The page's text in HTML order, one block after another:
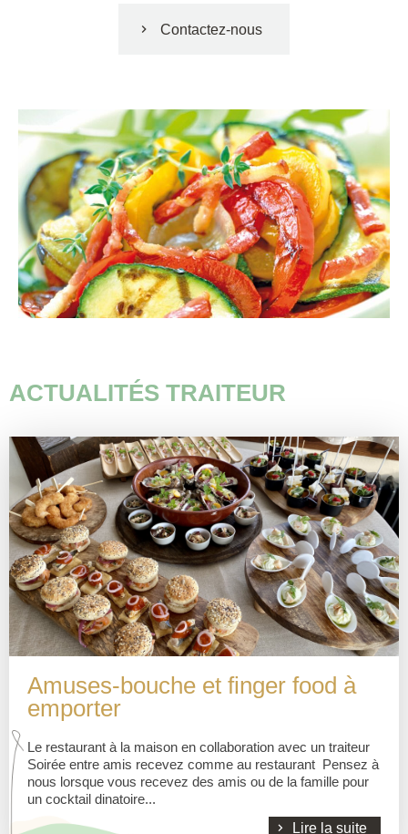
Contactez-nous
ACTUALITÉS TRAITEUR
Amuses-bouche et finger food à
emporter
Le restaurant à la maison en collaboration avec un traiteur
Soirée entre amis recevez comme au restaurant Pensez à
nous lorsque vous recevez des amis ou de la famille pour
un cocktail dinatoire...
Lire la suite